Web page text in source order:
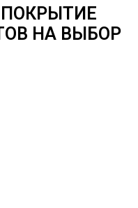
ПОКРЫТИЕ
НА ВЫБОР